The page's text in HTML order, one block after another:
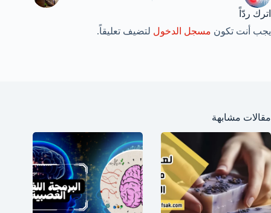
اترك ردّاً
يجب أنت تكون مسجل الدخول لتضيف تعليقاً.
مقالات مشابهة